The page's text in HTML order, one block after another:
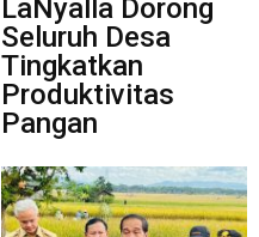
LaNyalla Dorong
Seluruh Desa
Tingkatkan
Produktivitas
Pangan